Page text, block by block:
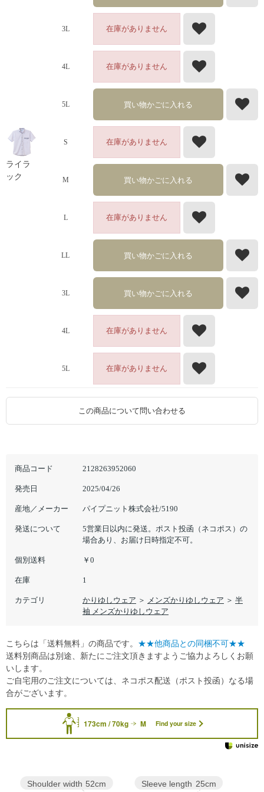
商品コード 2128263952060
発売日 2025/04/26
産地／メーカー パイプニット株式会社/5190
発送について
5営業日以内に発送。ポスト投函（ネコポス）の
場合あり、お届け日時指定不可。
個別送料 ￥0
在庫 1
カテゴリ かりゆしウェア ＞ メンズかりゆしウェア ＞ 半
袖 メンズかりゆしウェア
3L 在庫がありません
4L 在庫がありません
5L 買い物かごに入れる
ライラ
ック
S 在庫がありません
M 買い物かごに入れる
L 在庫がありません
LL 買い物かごに入れる
3L 買い物かごに入れる
4L 在庫がありません
5L 在庫がありません
この商品について問い合わせる
173cm / 70kg M Find your size
Sleeve length 25cm
Shoulder width 52cm
こちらは「送料無料」の商品です。 ★★他商品との同梱不可★★
送料別商品は別途、新たにご注文頂きますようご協力よろしくお願
いします。
ご自宅用のご注文については、ネコポス配送（ポスト投函）なる場
合がございます。